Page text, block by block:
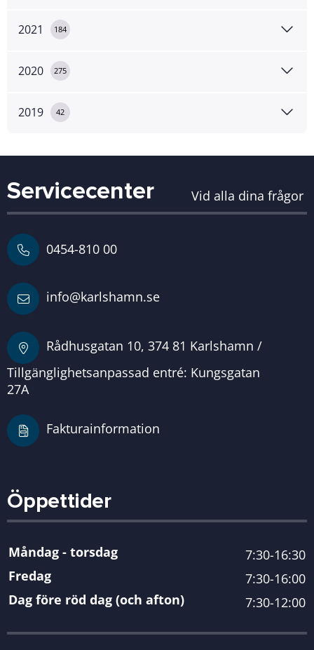
2021 184
2020 275
2019 42
Servicecenter Vid alla dina frågor
0454-810 00
info@karlshamn.se
Rådhusgatan 10, 374 81 Karlshamn /
Tillgänglighetsanpassad entré: Kungsgatan
27A
Fakturainformation
Öppettider
Måndag - torsdag
7:30-16:30
Fredag
7:30-16:00
Dag före röd dag (och afton)
7:30-12:00